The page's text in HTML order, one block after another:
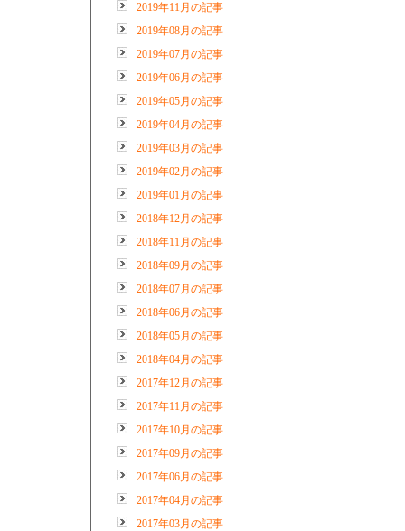
2019年11月の記事
2019年08月の記事
2019年07月の記事
2019年06月の記事
2019年05月の記事
2019年04月の記事
2019年03月の記事
2019年02月の記事
2019年01月の記事
2018年12月の記事
2018年11月の記事
2018年09月の記事
2018年07月の記事
2018年06月の記事
2018年05月の記事
2018年04月の記事
2017年12月の記事
2017年11月の記事
2017年10月の記事
2017年09月の記事
2017年06月の記事
2017年04月の記事
2017年03月の記事